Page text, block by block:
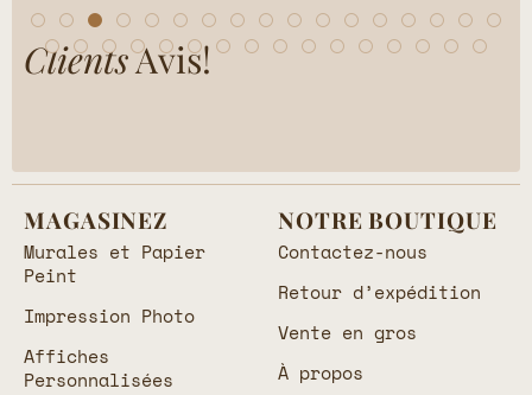
ClientsAvis!
MAGASINEZ
Murales et Papier
Peint
Impression Photo
Affiches
Personnalisées
NOTRE BOUTIQUE
Contactez-nous
Retour d’expédition
Vente en gros
À propos